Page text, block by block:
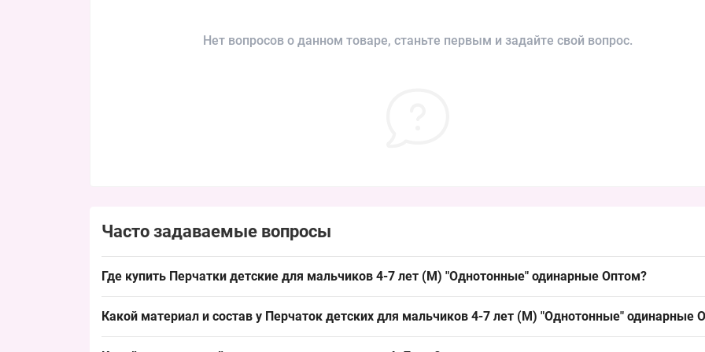
Нет вопросов о данном товаре, станьте первым и задайте свой вопрос.
Часто задаваемые вопросы
Где купить Перчатки детские для мальчиков 4-7 лет (M) "Однотонные" одинарные Оптом?
стабильно расходится в сегменте дошкольников и удобно комплектовать партиями для опта и рынка.
Какой материал и состав у Перчаток детских для мальчиков 4-7 лет (M) "Однотонные" одинарные